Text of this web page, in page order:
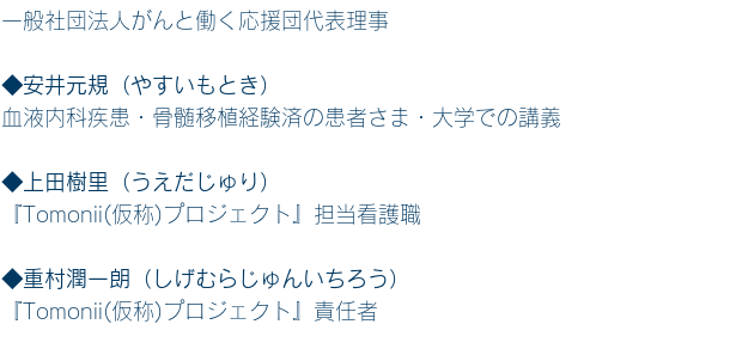
一般社団法人がんと働く応援団代表理事
◆安井元規（やすいもとき）
血液内科疾患・骨髄移植経験済の患者さま・大学での講義
◆上田樹里（うえだじゅり）
『Tomonii(仮称)プロジェクト』担当看護職
◆重村潤一朗（しげむらじゅんいちろう）
『Tomonii(仮称)プロジェクト』責任者